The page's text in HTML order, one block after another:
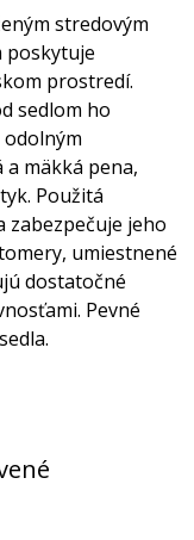
stredovým
poskytuje
prostredí.
sedlom ho
mäkká pena,
Použitá
zabezpečuje jeho
umiestnené
dostatočné
Pevné